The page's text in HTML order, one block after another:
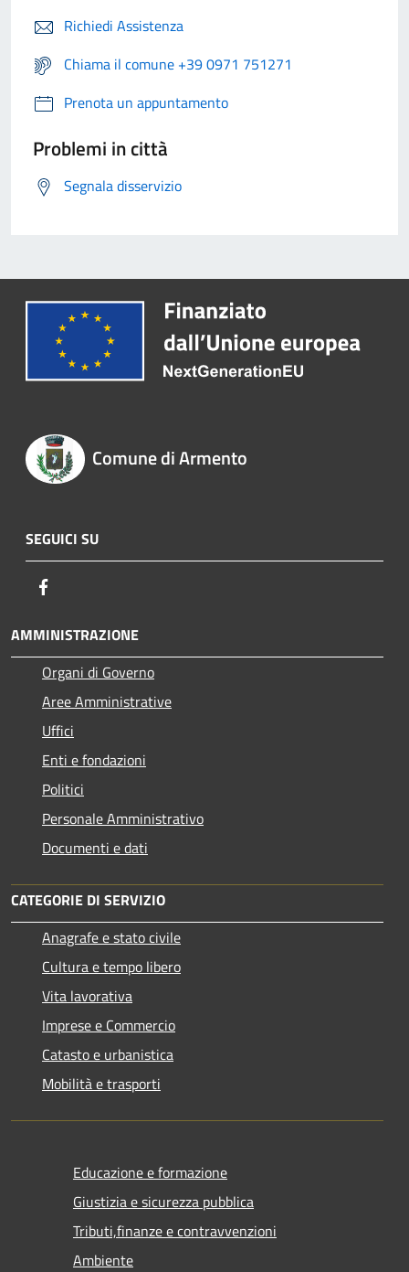
Richiedi Assistenza
Chiama il comune +39 0971 751271
Prenota un appuntamento
Problemi in città
Segnala disservizio
Comune di Armento
SEGUICI SU
AMMINISTRAZIONE
Organi di Governo
Aree Amministrative
Uffici
Enti e fondazioni
Politici
Personale Amministrativo
Documenti e dati
CATEGORIE DI SERVIZIO
Anagrafe e stato civile
Cultura e tempo libero
Vita lavorativa
Imprese e Commercio
Catasto e urbanistica
Mobilità e trasporti
Educazione e formazione
Giustizia e sicurezza pubblica
Tributi,finanze e contravvenzioni
Ambiente